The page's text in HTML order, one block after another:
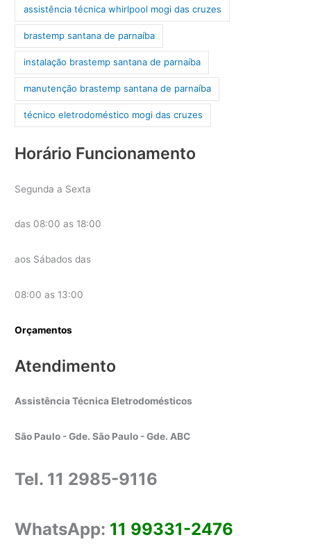
assistência técnica whirlpool mogi das cruzes
brastemp santana de parnaíba
instalação brastemp santana de parnaíba
manutenção brastemp santana de parnaíba
técnico eletrodoméstico mogi das cruzes
Horário Funcionamento
Segunda a Sexta
das 08:00 as 18:00
aos Sábados das
08:00 as 13:00
Orçamentos
Atendimento
Assistência Técnica Eletrodomésticos
São Paulo - Gde. São Paulo - Gde. ABC
Tel. 11 2985-9116
WhatsApp: 11 99331-2476